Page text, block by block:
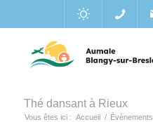
Thé dansant à Rieux
Vous êtes ici : Accueil / Évènements